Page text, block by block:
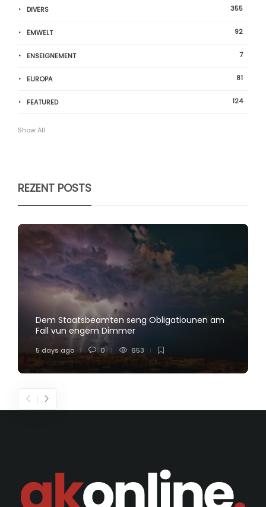
DIVERS 355
ËMWELT 92
ENSEIGNEMENT 7
EUROPA 81
FEATURED 124
Show All
REZENT POSTS
Dem Staatsbeamten seng Obligatiounen am
Fall vun engem Dimmer
5 days ago 0 653